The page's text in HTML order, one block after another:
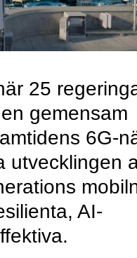
25
gemensam
6G-
utvecklingen
AI-